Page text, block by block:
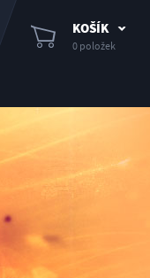
KOŠÍK
0 položek